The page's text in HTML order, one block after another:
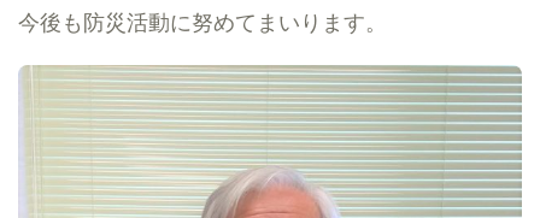
今後も防災活動に努めてまいります。